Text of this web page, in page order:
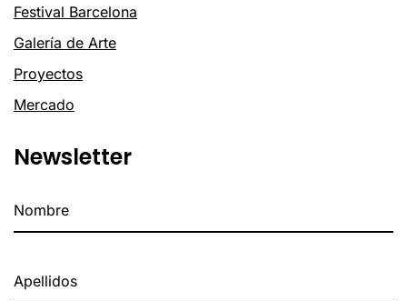
Festival Barcelona
Galería de Arte
Proyectos
Mercado
Newsletter